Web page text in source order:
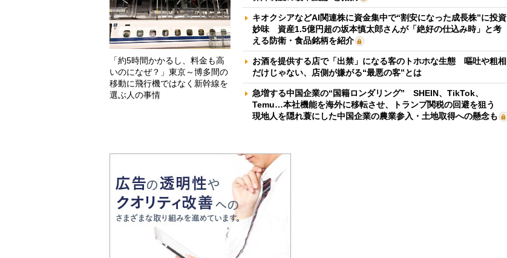
「約5時間かかるし、料金も高
いのになぜ？」東京～博多間の
移動に飛行機ではなく新幹線を
選ぶ人の事情
キオクシアなどAI関連株に資金集中で“割安になった成長株”に投資
妙味 資産1.5億円超の坂本慎太郎さんが「絶好の仕込み時」と考
える防衛・食品銘柄を紹介
お酒を提供する店で「出禁」になる客のトホホな生態 嘔吐や粗相
だけじゃない、店側が嫌がる“最悪の客”とは
急増する中国企業の“国籍ロンダリング” SHEIN、TikTok、
Temu…本社機能を海外に移転させ、トランプ関税の回避を狙う
現地人を隠れ蓑にした中国企業の農業参入・土地取得への懸念も